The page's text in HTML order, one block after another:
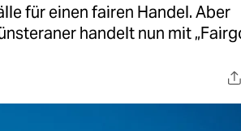
für einen fairen Handel. Aber
handelt nun mit